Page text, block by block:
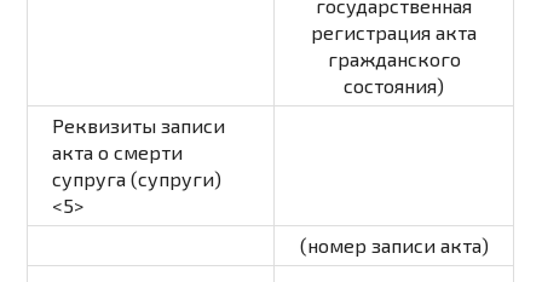
государственная
регистрация акта
гражданского
состояния)
Реквизиты записи
акта о смерти
супруга (супруги)
<5>
(номер записи акта)